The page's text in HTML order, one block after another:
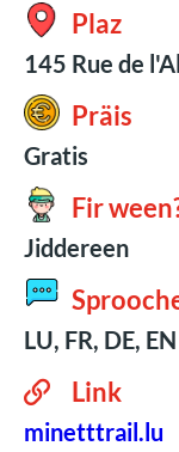
Plaz
145 Rue de
Präis
Gratis
Fir
Jiddereen
LU, FR, DE, EN
Link
minetttrail.lu